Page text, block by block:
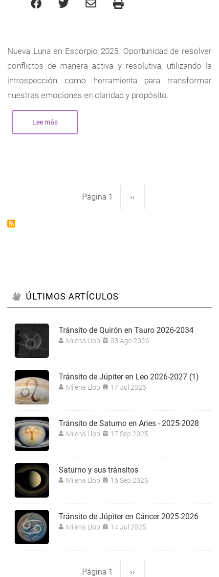
Nueva Luna en Escorpio 2025. Oportunidad de resolver
conflictos de manera activa y resolutiva, utilizando la
introspección como herramienta para transformar
nuestras emociones en claridad y propósito.
Lee mássobre
Luna
Página 1 Siguiente
››
ÚLTIMOS ARTÍCULOS
Tránsito de Quirón en Tauro 2026-2034
Milena Llop 03 Ago 2026
Tránsito de Júpiter en Leo 2026-2027 (1)
Milena Llop 17 Jul 2026
Tránsito de Saturno en Aries - 2025-2028
Milena Llop 17 Sep 2025
Saturno y sus tránsitos
Milena Llop 16 Sep 2025
Tránsito de Júpiter en Cáncer 2025-2026
Milena Llop 14 Jul 2025
Página 1 Siguiente
››